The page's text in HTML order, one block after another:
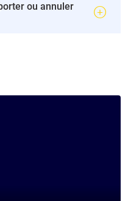
ou annuler